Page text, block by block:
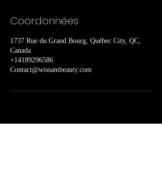
Coordonnées
1737 Rue du Grand Bourg, Québec City, QC,
Canada
+14189296586
Contact@wissambeauty.com